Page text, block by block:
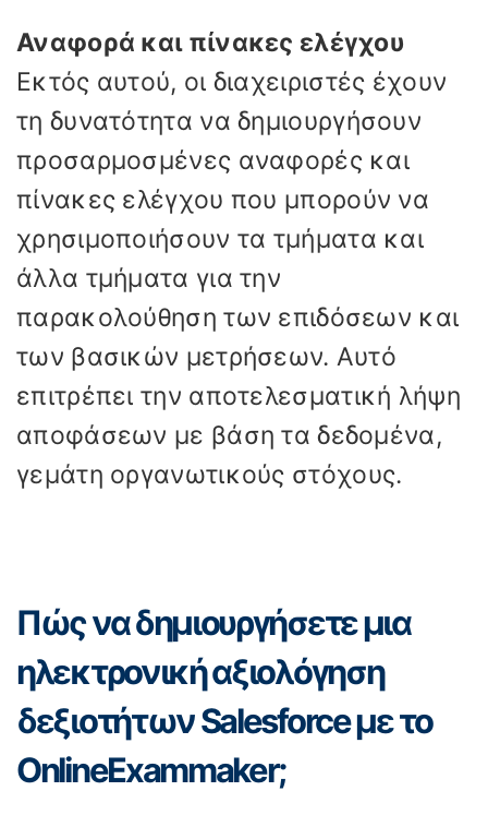
Αναφορά και πίνακες ελέγχου
Εκτός αυτού, οι διαχειριστές έχουν
τη δυνατότητα να δημιουργήσουν
προσαρμοσμένες αναφορές και
πίνακες ελέγχου που μπορούν να
χρησιμοποιήσουν τα τμήματα και
άλλα τμήματα για την
παρακολούθηση των επιδόσεων και
των βασικών μετρήσεων. Αυτό
επιτρέπει την αποτελεσματική λήψη
αποφάσεων με βάση τα δεδομένα,
γεμάτη οργανωτικούς στόχους.
Πώς να δημιουργήσετε μια
ηλεκτρονική αξιολόγηση
δεξιοτήτων Salesforce με το
OnlineExammaker;